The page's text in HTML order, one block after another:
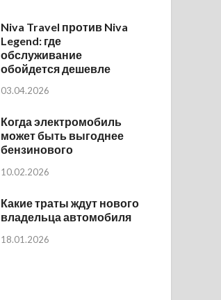
Niva Travel против Niva
Legend: где
обслуживание
обойдется дешевле
03.04.2026
Когда электромобиль
может быть выгоднее
бензинового
10.02.2026
Какие траты ждут нового
владельца автомобиля
18.01.2026